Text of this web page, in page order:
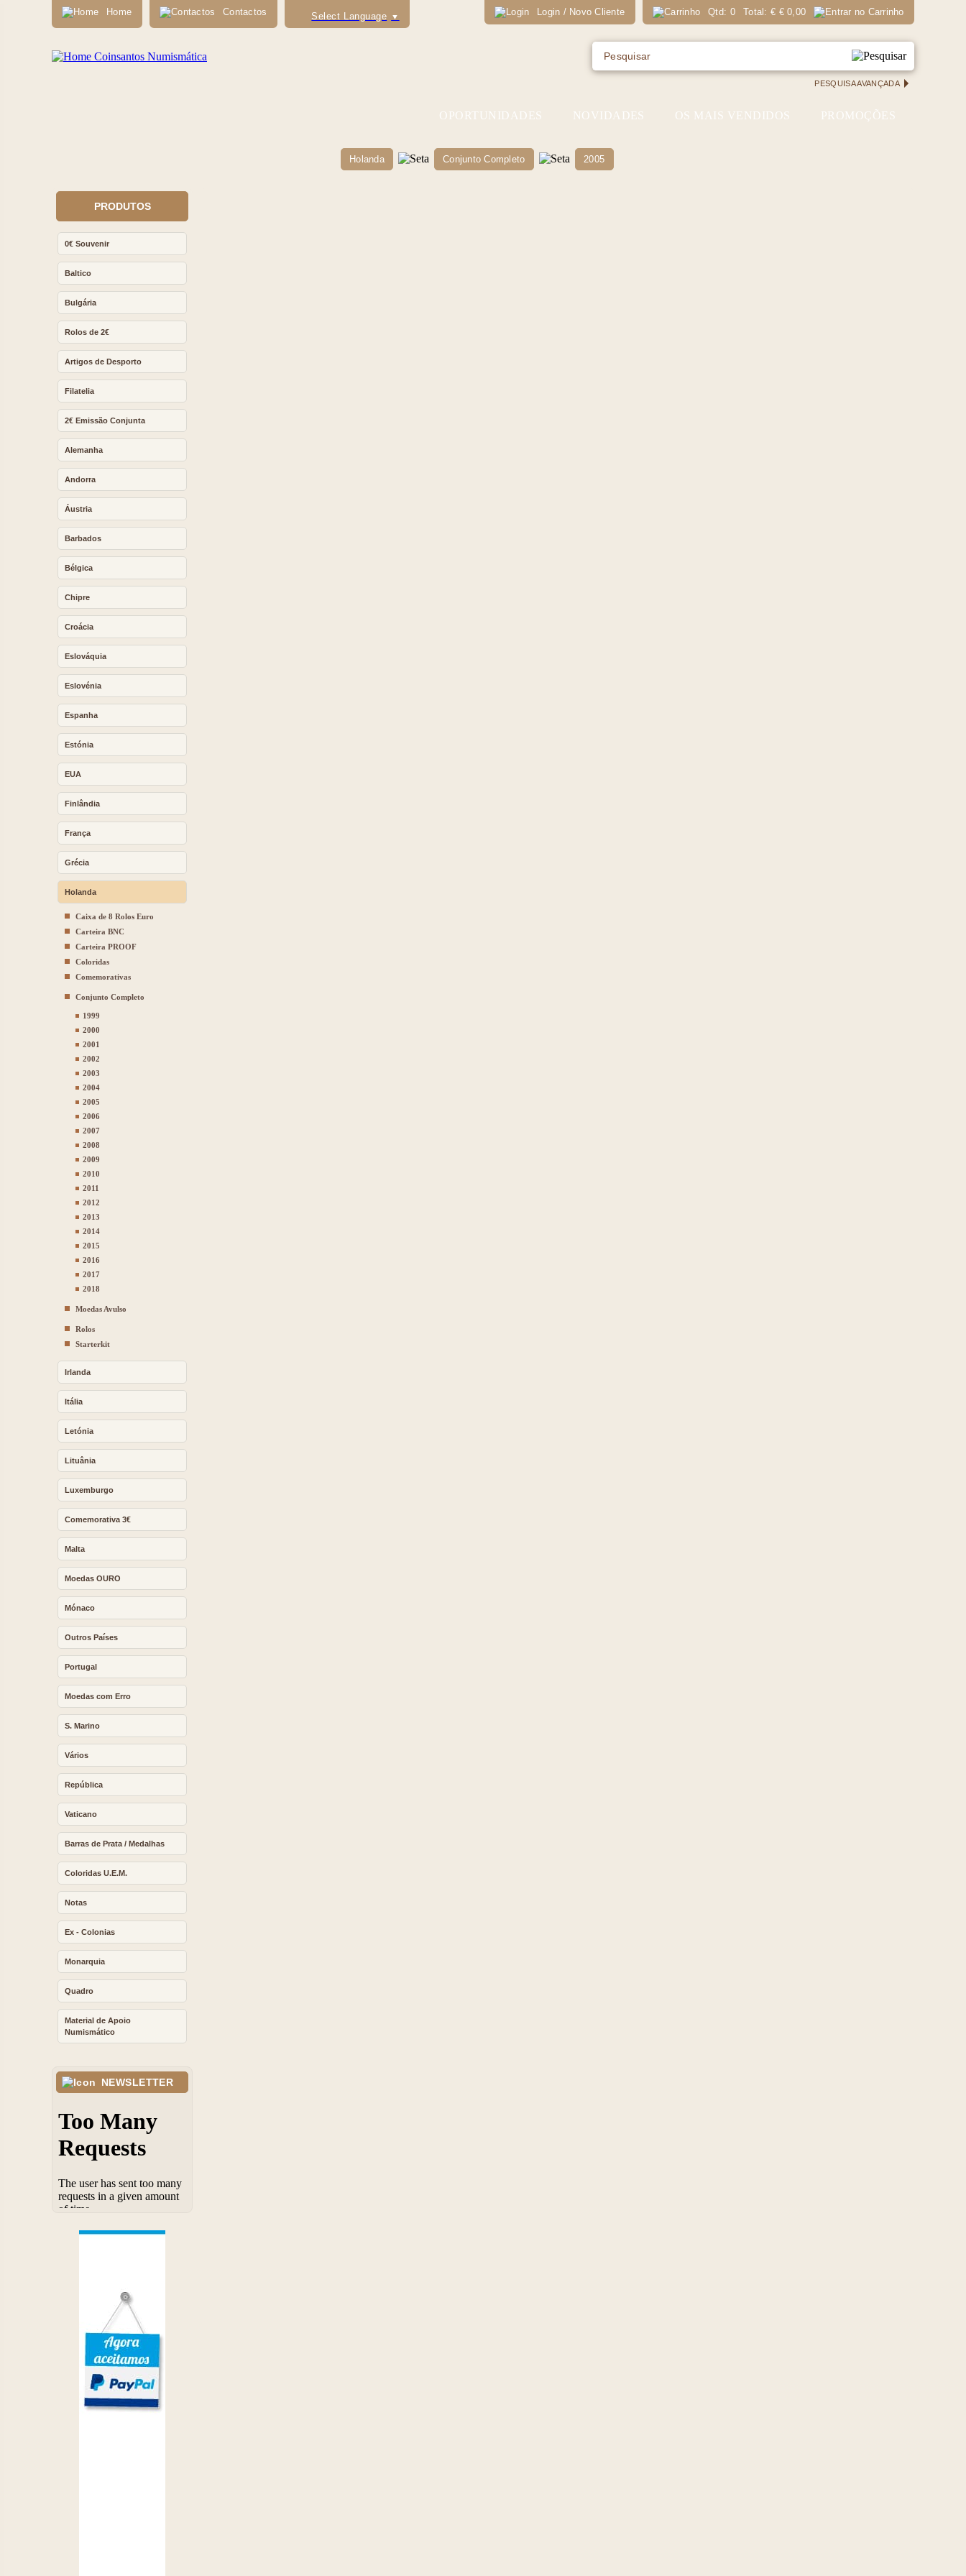
Home Contactos Select Language ▼ Login / Novo Cliente Qtd: 0 Total: € € 0,00
PESQUISA AVANÇADA
OPORTUNIDADES NOVIDADES OS MAIS VENDIDOS PROMOÇÕES
Holanda Conjunto Completo 2005
PRODUTOS
0€ Souvenir
Baltico
Bulgária
Rolos de 2€
Artigos de Desporto
Filatelia
2€ Emissão Conjunta
Alemanha
Andorra
Áustria
Barbados
Bélgica
Chipre
Croácia
Eslováquia
Eslovénia
Espanha
Estónia
EUA
Finlândia
França
Grécia
Holanda
Caixa de 8 Rolos Euro
Carteira BNC
Carteira PROOF
Coloridas
Comemorativas
Conjunto Completo
1999
2000
2001
2002
2003
2004
2005
2006
2007
2008
2009
2010
2011
2012
2013
2014
2015
2016
2017
2018
Moedas Avulso
Rolos
Starterkit
Irlanda
Itália
Letónia
Lituânia
Luxemburgo
Comemorativa 3€
Malta
Moedas OURO
Mónaco
Outros Países
Portugal
Moedas com Erro
S. Marino
Vários
República
Vaticano
Barras de Prata / Medalhas
Coloridas U.E.M.
Notas
Ex - Colonias
Monarquia
Quadro
Material de Apoio
Numismático
NEWSLETTER